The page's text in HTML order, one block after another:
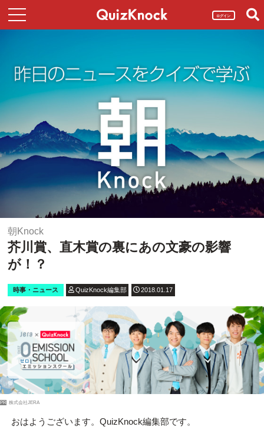
ログイン
朝Knock
芥川賞、直木賞の裏にあの文豪の影響
が！？
時事・ニュース QuizKnock編集部 2018.01.17
PR 株式会社JERA
おはようございます。QuizKnock編集部です。